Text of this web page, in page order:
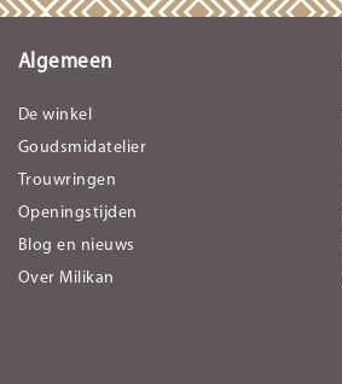
Algemeen
De winkel
Goudsmidatelier
Trouwringen
Openingstijden
Blog en nieuws
Over Milikan